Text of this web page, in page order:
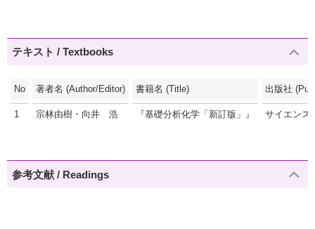
テキスト / Textbooks
No 著者名 (Author/Editor) 書籍名 (Title) 出版社
1 宗林由樹・向井 浩 『基礎分析化学「新訂版」』 サイエンス
参考文献 / Readings